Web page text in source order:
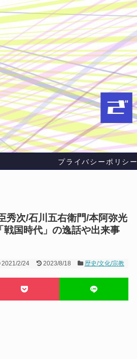
プライバシーポリシー
秀次/石川五右衛門/本阿弥光
国時代」の逸話や出来事
2021/2/24 2023/8/18 歴史/文化/宗教